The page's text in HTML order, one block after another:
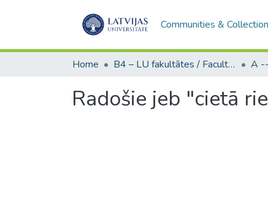
Communities &
Home B4 – LU fakultātes / Faculties of the UL
Radošie jeb "cietā